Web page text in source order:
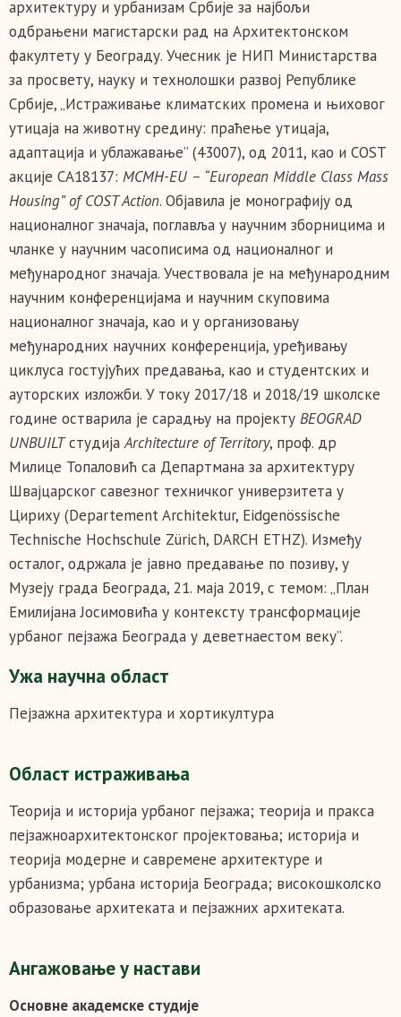
архитектуру и урбанизам Србије за најбољи
одбрањени магистарски рад на Архитектонском
факултету у Београду. Учесник је НИП Министарства
за просвету, науку и технолошки развој Републике
Србије, „Истраживање климатских промена и њиховог
утицаја на животну средину: праћење утицаја,
адаптација и ублажавање” (43007), од 2011, као и COST
акције CA18137: MCMH-EU – “European Middle Class Mass
Housing” of COST Action. Објавила је монографију од
националног значаја, поглавља у научним зборницима и
чланке у научним часописима од националног и
међународног значаја. Учествовала је на међународним
научним конференцијама и научним скуповима
националног значаја, као и у организовању
међународних научних конференција, уређивању
циклуса гостујућих предавања, као и студентских и
ауторских изложби. У току 2017/18 и 2018/19 школске
године остварила је сарадњу на пројекту BEOGRAD
UNBUILTстудијаArchitecture of Territory, проф. др
Милице Топаловић са Департмана за архитектуру
Швајцарског савезног техничког универзитета у
Цириху (Departement Architektur, Eidgenössische
Technische Hochschule Zürich, DARCH ETHZ). Између
осталог, одржала је јавно предавање по позиву, у
Музеју града Београда, 21. маја 2019, с темом: „План
Емилијана Јосимовића у контексту трансформације
урбаног пејзажа Београда у деветнаестом веку”.
Ужа научна област
Пејзажна архитектура и хортикултура
Област истраживања
Теорија и историја урбаног пејзажа; теорија и пракса
пејзажноархитектонског пројектовања; историја и
теорија модерне и савремене архитектуре и
урбанизма; урбана историја Београда; високошколско
образовање архитеката и пејзажних архитеката.
Ангажовање у настави
Основне академске студије